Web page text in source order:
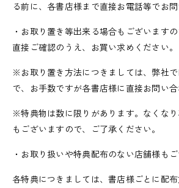
る前に、各書店様まで直接お電話等でお問
・お取り置き等出来る場合もございます
直接ご確認のうえ、お買い求めください。
※お取り置き方法につきましては、弊社
で、お手数ですが各書店様に直接お問い合
※特典物は数に限りがあります。なくな
もございますので、ご了承ください。
・お取り扱いや特典配布のない店舗様もご
各特典につきましては、書店様ごとに配